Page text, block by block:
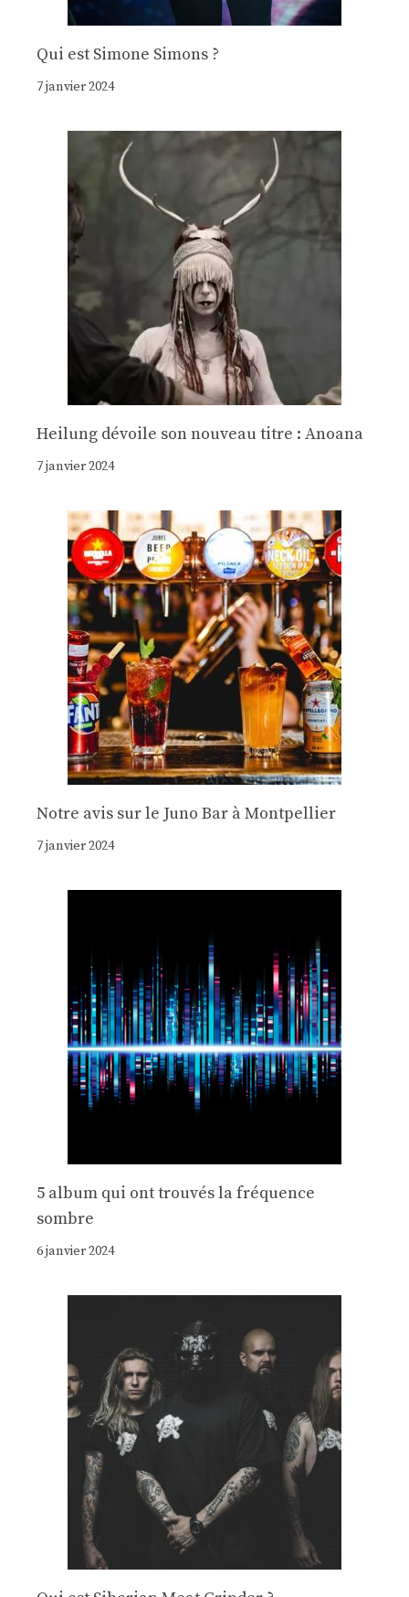
Qui est Simone Simons ?
7 janvier 2024
Heilung dévoile son nouveau titre : Anoana
7 janvier 2024
Notre avis sur le Juno Bar à Montpellier
7 janvier 2024
5 album qui ont trouvés la fréquence
sombre
6 janvier 2024